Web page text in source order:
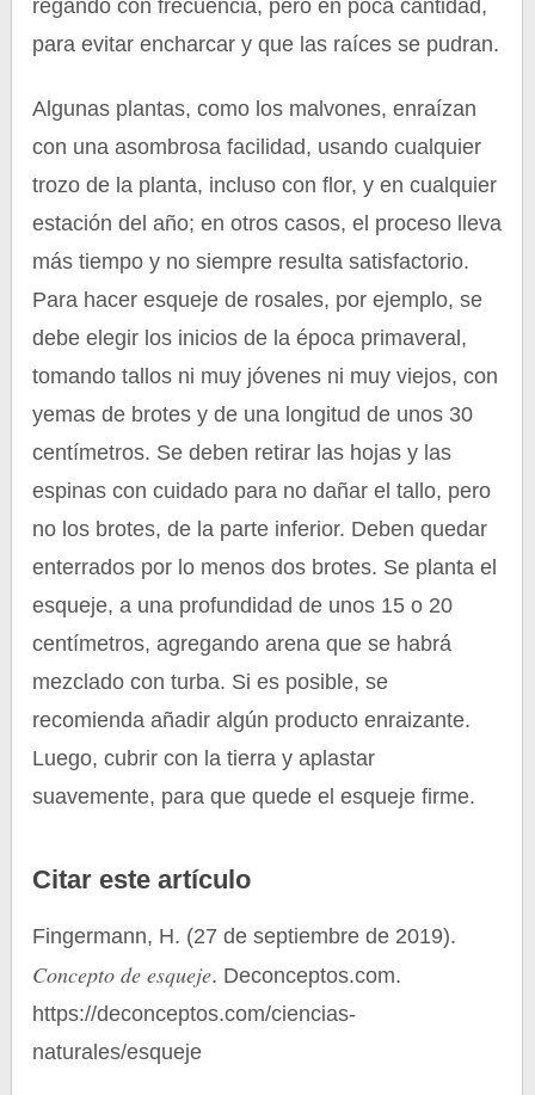
regando con frecuencia, pero en poca cantidad,
para evitar encharcar y que las raíces se pudran.
Algunas plantas, como los malvones, enraízan
con una asombrosa facilidad, usando cualquier
trozo de la planta, incluso con flor, y en cualquier
estación del año; en otros casos, el proceso lleva
más tiempo y no siempre resulta satisfactorio.
Para hacer esqueje de rosales, por ejemplo, se
debe elegir los inicios de la época primaveral,
tomando tallos ni muy jóvenes ni muy viejos, con
yemas de brotes y de una longitud de unos 30
centímetros. Se deben retirar las hojas y las
espinas con cuidado para no dañar el tallo, pero
no los brotes, de la parte inferior. Deben quedar
enterrados por lo menos dos brotes. Se planta el
esqueje, a una profundidad de unos 15 o 20
centímetros, agregando arena que se habrá
mezclado con turba. Si es posible, se
recomienda añadir algún producto enraizante.
Luego, cubrir con la tierra y aplastar
suavemente, para que quede el esqueje firme.
Citar este artículo
Fingermann, H. (27 de septiembre de 2019).
Concepto de esqueje. Deconceptos.com.
https://deconceptos.com/ciencias-
naturales/esqueje